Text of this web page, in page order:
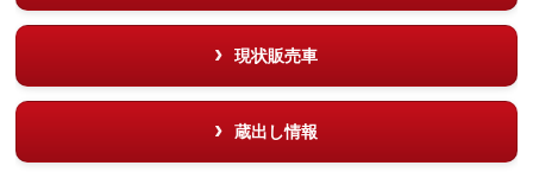
現状販売車
蔵出し情報